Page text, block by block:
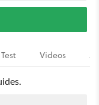
Test Videos